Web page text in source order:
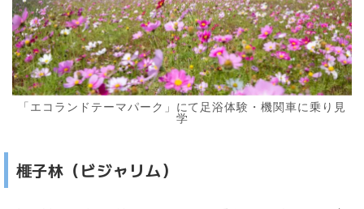
「エコランドテーマパーク」にて足浴体験・機関車に乗り見
学
榧子林（ビジャリム）